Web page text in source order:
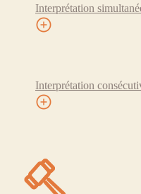
Interprétation
Interprétation